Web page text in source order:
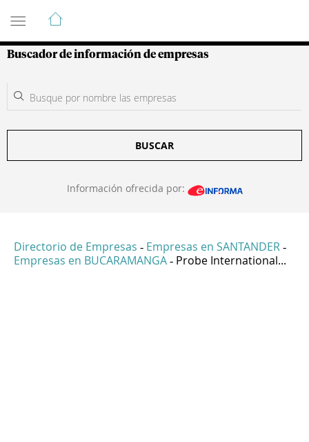
Guía de Empresas Colombianas
Buscador de información de empresas
BUSCAR
Información ofrecida por:
Directorio de Empresas - Empresas en SANTANDER -
Empresas en BUCARAMANGA - Probe International...